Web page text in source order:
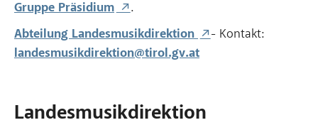
Gruppe Präsidium
.
Abteilung Landesmusikdirektion
- Kontakt:
landesmusikdirektion@tirol.gv.at
Landesmusikdirektion